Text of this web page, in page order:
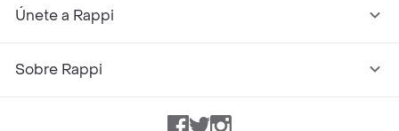
Únete a Rappi
Sobre Rappi
Facebook
TwitterInstagram